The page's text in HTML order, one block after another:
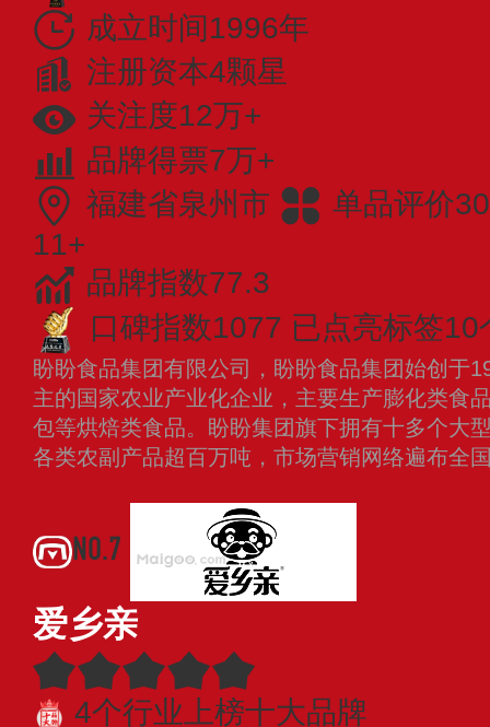
成立时间1996年
注册资本4颗星
关注度12万+
品牌得票7万+
福建省泉州市
单品评价
11+
品牌指数77.3
口碑指数1077 已点亮标签10
盼盼食品集团有限公司，盼盼食品集团始创于
主的国家农业产业化企业，主要生产膨化类食
包等烘焙类食品。盼盼集团旗下拥有十多个大
各类农副产品超百万吨，市场营销网络遍布全
NO.7
爱乡亲
4个行业上榜十大品牌